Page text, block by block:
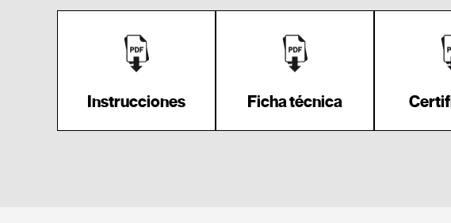
Instrucciones Ficha técnica